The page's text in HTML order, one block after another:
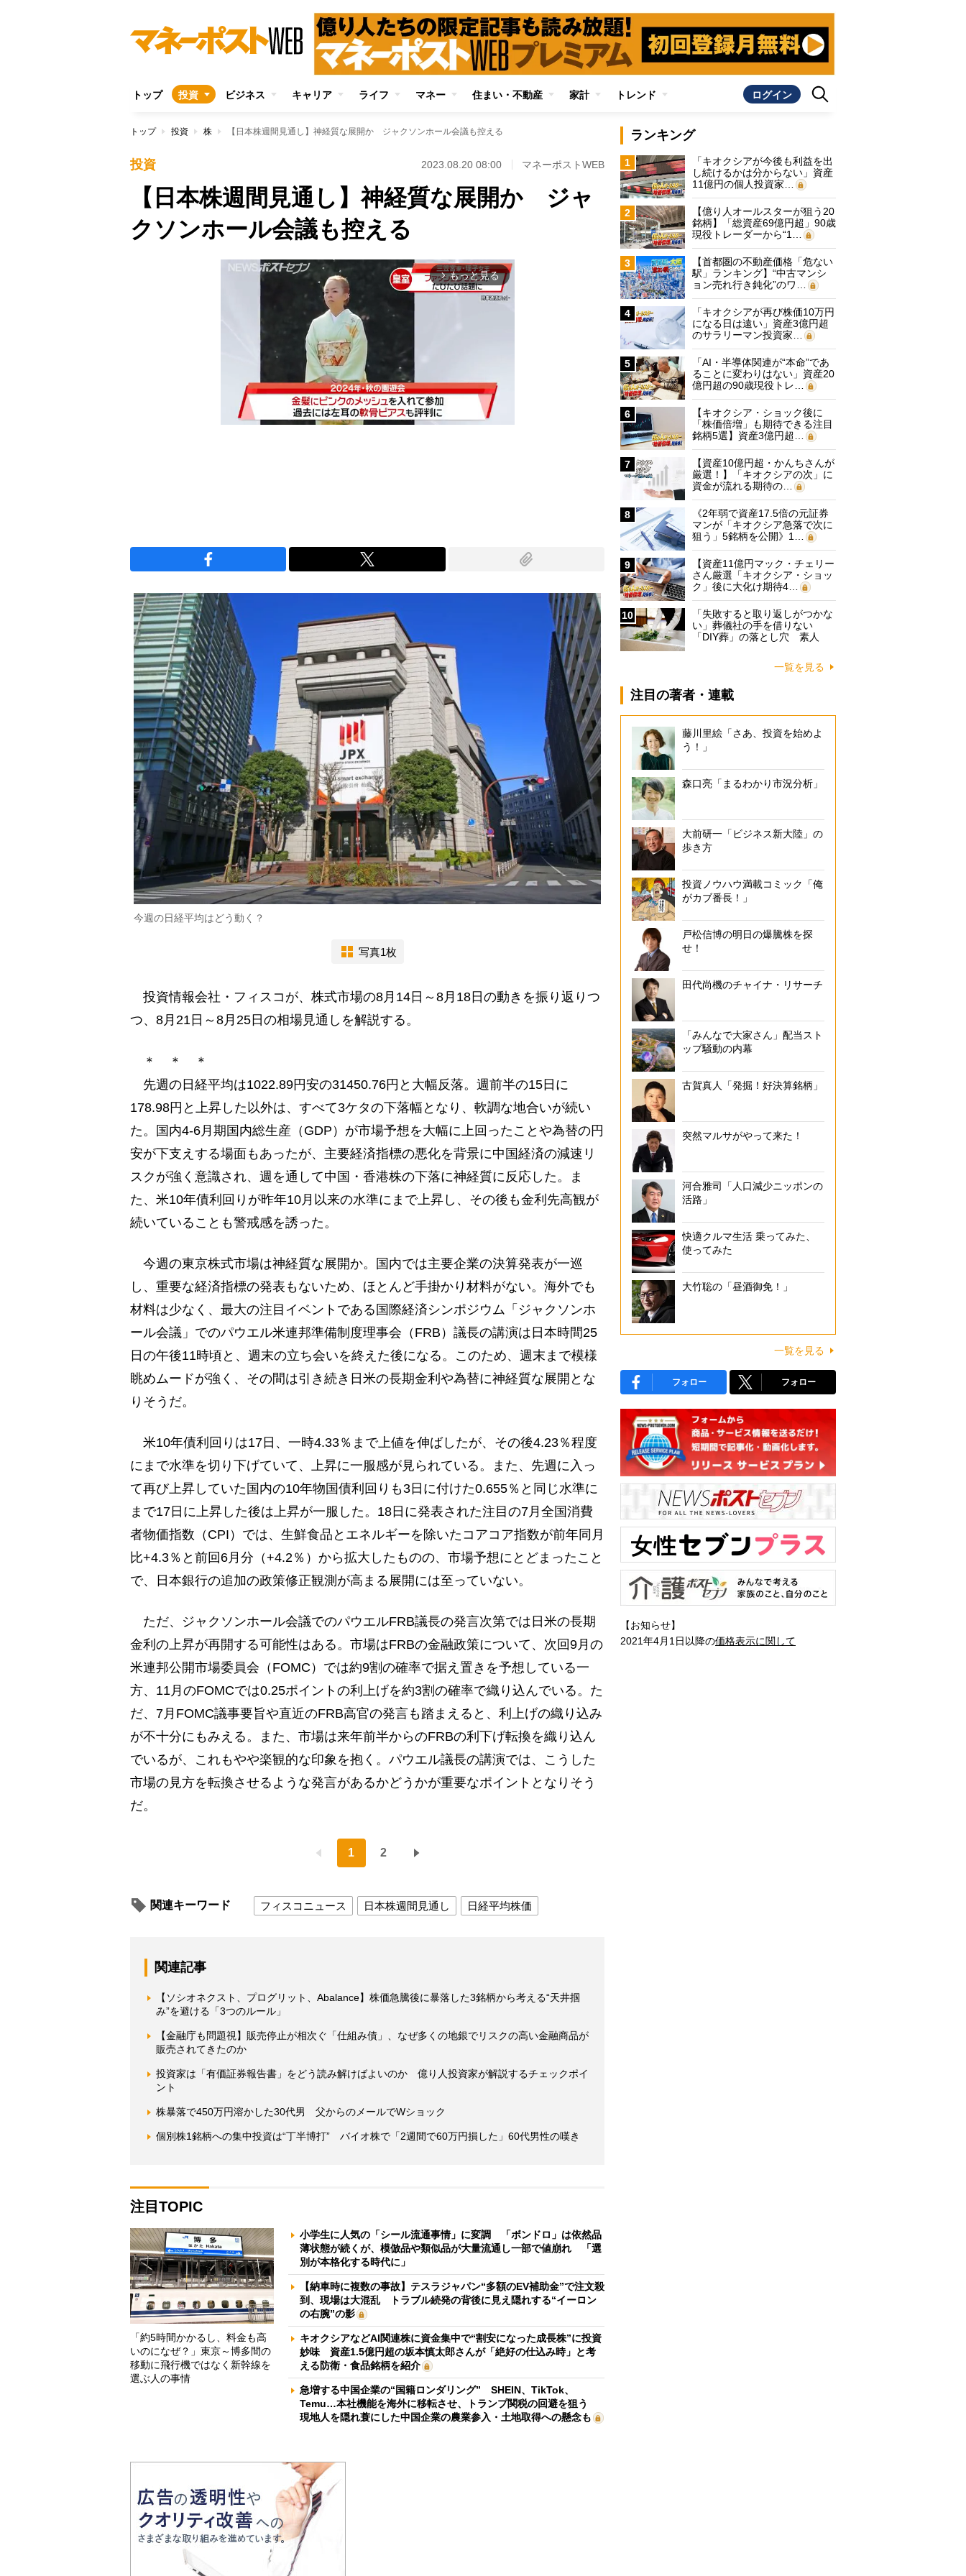
トップ 投資 ビジネス キャリア ライフ マネー 住まい・不動産 家計 トレンド ログイン
トップ 投資 株 【日本株週間見通し】神経質な展開か ジャクソンホール会議も控える
投資 2023.08.20 08:00 マネーポストWEB
【日本株週間見通し】神経質な展開か ジャ
クソンホール会議も控える
arrow_forward_ios もっと見る
今週の日経平均はどう動く？
写真1枚
投資情報会社・フィスコが、株式市場の8月14日～8月18日の動きを振り返りつ
つ、8月21日～8月25日の相場見通しを解説する。
＊ ＊ ＊
先週の日経平均は1022.89円安の31450.76円と大幅反落。週前半の15日に
178.98円と上昇した以外は、すべて3ケタの下落幅となり、軟調な地合いが続い
た。国内4-6月期国内総生産（GDP）が市場予想を大幅に上回ったことや為替の円
安が下支えする場面もあったが、主要経済指標の悪化を背景に中国経済の減速リ
スクが強く意識され、週を通して中国・香港株の下落に神経質に反応した。ま
た、米10年債利回りが昨年10月以来の水準にまで上昇し、その後も金利先高観が
続いていることも警戒感を誘った。
今週の東京株式市場は神経質な展開か。国内では主要企業の決算発表が一巡
し、重要な経済指標の発表もないため、ほとんど手掛かり材料がない。海外でも
材料は少なく、最大の注目イベントである国際経済シンポジウム「ジャクソンホ
ール会議」でのパウエル米連邦準備制度理事会（FRB）議長の講演は日本時間25
日の午後11時頃と、週末の立ち会いを終えた後になる。このため、週末まで模様
眺めムードが強く、その間は引き続き日米の長期金利や為替に神経質な展開とな
りそうだ。
米10年債利回りは17日、一時4.33％まで上値を伸ばしたが、その後4.23％程度
にまで水準を切り下げていて、上昇に一服感が見られている。また、先週に入っ
て再び上昇していた国内の10年物国債利回りも3日に付けた0.655％と同じ水準に
まで17日に上昇した後は上昇が一服した。18日に発表された注目の7月全国消費
者物価指数（CPI）では、生鮮食品とエネルギーを除いたコアコア指数が前年同月
比+4.3％と前回6月分（+4.2％）から拡大したものの、市場予想にとどまったこと
で、日本銀行の追加の政策修正観測が高まる展開には至っていない。
ただ、ジャクソンホール会議でのパウエルFRB議長の発言次第では日米の長期
金利の上昇が再開する可能性はある。市場はFRBの金融政策について、次回9月の
米連邦公開市場委員会（FOMC）では約9割の確率で据え置きを予想している一
方、11月のFOMCでは0.25ポイントの利上げを約3割の確率で織り込んでいる。た
だ、7月FOMC議事要旨や直近のFRB高官の発言も踏まえると、利上げの織り込み
が不十分にもみえる。また、市場は来年前半からのFRBの利下げ転換を織り込ん
でいるが、これもやや楽観的な印象を抱く。パウエル議長の講演では、こうした
市場の見方を転換させるような発言があるかどうかが重要なポイントとなりそう
だ。
1 2
関連キーワード フィスコニュース 日本株週間見通し 日経平均株価
関連記事
【ソシオネクスト、プログリット、Abalance】株価急騰後に暴落した3銘柄から考える“天井掴
み”を避ける「3つのルール」
【金融庁も問題視】販売停止が相次ぐ「仕組み債」、なぜ多くの地銀でリスクの高い金融商品が
販売されてきたのか
投資家は「有価証券報告書」をどう読み解けばよいのか 億り人投資家が解説するチェックポイ
ント
株暴落で450万円溶かした30代男 父からのメールでWショック
個別株1銘柄への集中投資は“丁半博打” バイオ株で「2週間で60万円損した」60代男性の嘆き
注目TOPIC
「約5時間かかるし、料金も高
いのになぜ？」東京～博多間の
移動に飛行機ではなく新幹線を
選ぶ人の事情
小学生に人気の「シール流通事情」に変調 「ボンドロ」は依然品
薄状態が続くが、模倣品や類似品が大量流通し一部で値崩れ 「選
別が本格化する時代に」
【納車時に複数の事故】テスラジャパン“多額のEV補助金”で注文殺
到、現場は大混乱 トラブル続発の背後に見え隠れする“イーロン
の右腕”の影
キオクシアなどAI関連株に資金集中で“割安になった成長株”に投資
妙味 資産1.5億円超の坂本慎太郎さんが「絶好の仕込み時」と考
える防衛・食品銘柄を紹介
急増する中国企業の“国籍ロンダリング” SHEIN、TikTok、
Temu…本社機能を海外に移転させ、トランプ関税の回避を狙う
現地人を隠れ蓑にした中国企業の農業参入・土地取得への懸念も
ランキング
1
「キオクシアが今後も利益を出
し続けるかは分からない」資産
11億円の個人投資家…
2
【億り人オールスターが狙う20
銘柄】「総資産69億円超」90歳
現役トレーダーから“1…
3
【首都圏の不動産価格「危ない
駅」ランキング】“中古マンシ
ョン売れ行き鈍化”のワ…
4
「キオクシアが再び株価10万円
になる日は遠い」資産3億円超
のサラリーマン投資家…
5
「AI・半導体関連が“本命”であ
ることに変わりはない」資産20
億円超の90歳現役トレ…
6
【キオクシア・ショック後に
「株価倍増」も期待できる注目
銘柄5選】資産3億円超…
7
【資産10億円超・かんちさんが
厳選！】「キオクシアの次」に
資金が流れる期待の…
8
《2年弱で資産17.5倍の元証券
マンが「キオクシア急落で次に
狙う」5銘柄を公開》1…
9
【資産11億円マック・チェリー
さん厳選「キオクシア・ショッ
ク」後に大化け期待4…
10
「失敗すると取り返しがつかな
い」葬儀社の手を借りない
「DIY葬」の落とし穴 素人
一覧を見る
注目の著者・連載
藤川里絵「さあ、投資を始めよ
う！」
森口亮「まるわかり市況分析」
大前研一「ビジネス新大陸」の
歩き方
投資ノウハウ満載コミック「俺
がカブ番長！」
戸松信博の明日の爆騰株を探
せ！
田代尚機のチャイナ・リサーチ
「みんなで大家さん」配当スト
ップ騒動の内幕
古賀真人「発掘！好決算銘柄」
突然マルサがやって来た！
河合雅司「人口減少ニッポンの
活路」
快適クルマ生活 乗ってみた、
使ってみた
大竹聡の「昼酒御免！」
一覧を見る
フォロー フォロー
【お知らせ】
2021年4月1日以降の価格表示に関して